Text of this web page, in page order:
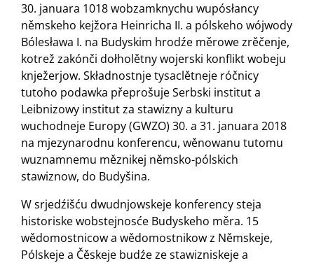
30. januara 1018 wobzamknychu wupósłancy
němskeho kejžora Heinricha II. a pólskeho wójwody
Bólesława I. na Budyskim hrodźe měrowe zrěčenje,
kotrež zakónči dołholětny wojerski konflikt wobeju
knježerjow. Składnostnje tysaclětneje róčnicy
tutoho podawka přeprošuje Serbski institut a
Leibnizowy institut za stawizny a kulturu
wuchodneje Europy (GWZO) 30. a 31. januara 2018
na mjezynarodnu konferencu, wěnowanu tutomu
wuznamnemu měznikej němsko-pólskich
stawiznow, do Budyšina.
W srjedźišću dwudnjowskeje konferency steja
historiske wobstejnosće Budyskeho měra. 15
wědomostnicow a wědomostnikow z Němskeje,
Pólskeje a Čěskeje budźe ze stawizniskeje a